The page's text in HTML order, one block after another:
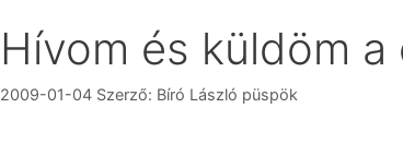
Hívom és küldöm
2009-01-04 Szerző: Bíró László püspök